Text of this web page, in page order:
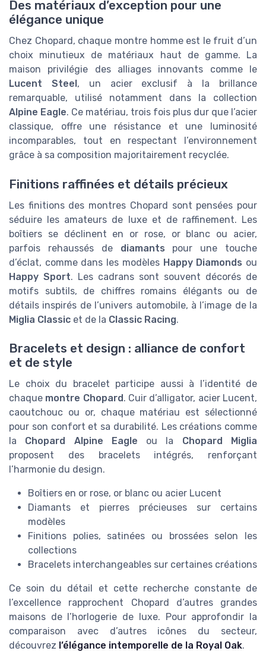
Des matériaux d’exception pour une
élégance unique
Chez Chopard, chaque montre homme est le fruit d’un
choix minutieux de matériaux haut de gamme. La
maison privilégie des alliages innovants comme le
Lucent Steel , un acier exclusif à la brillance
remarquable, utilisé notamment dans la collection
Alpine Eagle. Ce matériau, trois fois plus dur que l’acier
classique, offre une résistance et une luminosité
incomparables, tout en respectant l’environnement
grâce à sa composition majoritairement recyclée.
Finitions raffinées et détails précieux
Les finitions des montres Chopard sont pensées pour
séduire les amateurs de luxe et de raffinement. Les
boîtiers se déclinent en or rose, or blanc ou acier,
parfois rehaussés de diamants pour une touche
d’éclat, comme dans les modèles Happy Diamonds ou
Happy Sport. Les cadrans sont souvent décorés de
motifs subtils, de chiffres romains élégants ou de
détails inspirés de l’univers automobile, à l’image de la
Miglia Classic et de la Classic Racing.
Bracelets et design : alliance de confort
et de style
Le choix du bracelet participe aussi à l’identité de
chaque montre Chopard. Cuir d’alligator, acier Lucent,
caoutchouc ou or, chaque matériau est sélectionné
pour son confort et sa durabilité. Les créations comme
la Chopard Alpine Eagle ou la Chopard Miglia
proposent des bracelets intégrés, renforçant
l’harmonie du design.
Boîtiers en or rose, or blanc ou acier Lucent
Diamants et pierres précieuses sur certains
modèles
Finitions polies, satinées ou brossées selon les
collections
Bracelets interchangeables sur certaines créations
Ce soin du détail et cette recherche constante de
l’excellence rapprochent Chopard d’autres grandes
maisons de l’horlogerie de luxe. Pour approfondir la
comparaison avec d’autres icônes du secteur,
découvrez l’élégance intemporelle de la Royal Oak.